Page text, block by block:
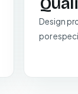
Design
por